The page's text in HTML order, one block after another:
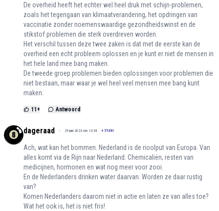
De overheid heeft het echter wel heel druk met schijn-problemen,
zoals het tegengaan van klimaatverandering, het opdringen van
vaccinatie zonder noemenswaardige gezondheidswinst en de
stikstof problemen die sterk overdreven worden.
Het verschil tussen deze twee zaken is dat met de eerste kan de
overheid een echt probleem oplossen en je kunt er niet de mensen in
het hele land mee bang maken.
De tweede groep problemen bieden oplossingen voor problemen die
niet bestaan, maar waar je wel heel veel mensen mee bang kunt
maken.
11 + Antwoord
dageraad 29 juni 2023 om 13:54 + 77291
Ach, wat kan het bommen. Nederland is de rioolput van Europa. Van
alles komt via de Rijn naar Nederland. Chemicaliën, resten van
medicijnen, hormonen en wat nog meer voor zooi.
En de Nederlanders drinken water daarvan. Worden ze daar rustig
van?
Komen Nederlanders daarom niet in actie en laten ze van alles toe?
Wat het ook is, het is niet fris!